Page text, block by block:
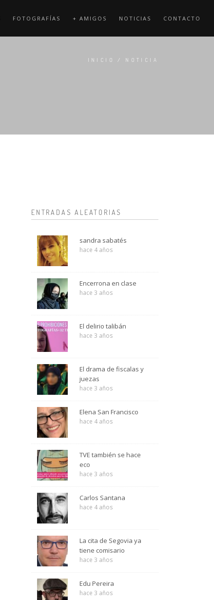
FOTOGRAFÍAS + AMIGOS NOTICIAS CONTACTO
INICIO / NOTICIA
ENTRADAS ALEATORIAS
sandra sabatés
hace 4 años
Encerrona en clase
hace 3 años
El delirio talibán
hace 3 años
El drama de fiscalas y
juezas
hace 3 años
Elena San Francisco
hace 4 años
TVE también se hace
eco
hace 3 años
Carlos Santana
hace 4 años
La cita de Segovia ya
tiene comisario
hace 3 años
Edu Pereira
hace 3 años